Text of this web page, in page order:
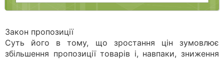
Закон пропозиції
Суть його в тому, що зростання цін зумовлює
збільшення пропозиції товарів і, навпаки, зниження